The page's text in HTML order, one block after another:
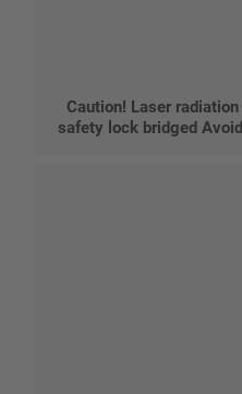
Caution! Laser
safety lock bridged